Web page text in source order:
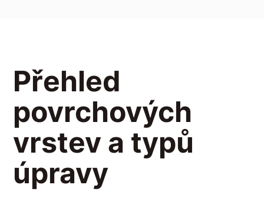
Přehled
povrchových
vrstev a typů
úpravy